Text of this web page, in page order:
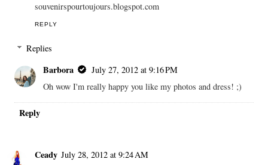
souvenirspourtoujours.blogspot.com
REPLY
Replies
Barbora
July 27, 2012 at 9:16 PM
Oh wow I'm really happy you like my photos and dress! ;)
Reply
Ceady July 28, 2012 at 9:24 AM